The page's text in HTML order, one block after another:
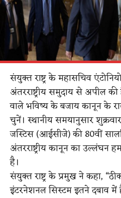
संयुक्त राष्ट्र के महासचिव
अंतरराष्ट्रीय समुदाय से अपील
वाले भविष्य के बजाय कानून के
चुनें। स्थानीय समयानुसार
जस्टिस (आईसीजे) की 80वीं
अंतरराष्ट्रीय कानून का उल्लंघन
है।
संयुक्त राष्ट्र के प्रमुख ने कहा,
इंटरनेशनल सिस्टम इतने दबाव में